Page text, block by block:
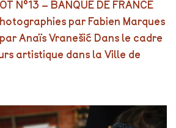
N°13 – BANQUE DE FRANCE
par Fabien Marques
Anaïs Vranešić Dans le cadre
artistique dans la Ville de